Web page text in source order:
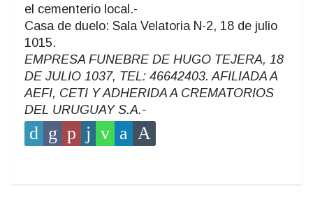
el cementerio local.-
Casa de duelo: Sala Velatoria N-2, 18 de julio
1015.
EMPRESA FUNEBRE DE HUGO TEJERA, 18
DE JULIO 1037, TEL: 46642403. AFILIADA A
AEFI, CETI Y ADHERIDA A CREMATORIOS
DEL URUGUAY S.A.-